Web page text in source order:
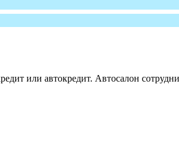
или автокредит. Автосалон